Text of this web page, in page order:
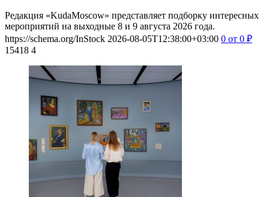
Редакция «KudaMoscow» представляет подборку интересных
мероприятий на выходные 8 и 9 августа 2026 года.
https://schema.org/InStock 2026-08-05T12:38:00+03:00 0 от 0 ₽
15418 4